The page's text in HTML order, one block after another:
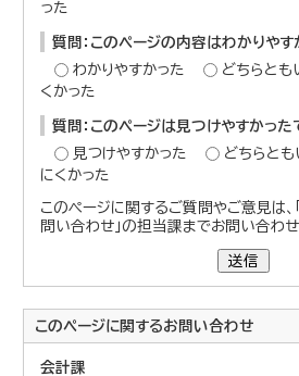
った
質問：このページの内容はわかりやす
わかりやすかった
どちらとも
くかった
質問：このページは見つけやすかった
見つけやすかった
どちらと
にくかった
このページに関するご質問やご意見は、
問い合わせ」の担当課までお問い合わせ
送信
このページに関するお問い合わせ
会計課